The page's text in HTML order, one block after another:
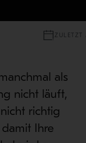
ZULETZT
als
nicht läuft,
richtig
Ihre